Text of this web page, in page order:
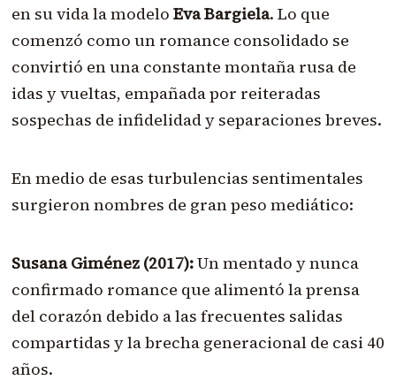
en su vida la modelo Eva Bargiela. Lo que
comenzó como un romance consolidado se
convirtió en una constante montaña rusa de
idas y vueltas, empañada por reiteradas
sospechas de infidelidad y separaciones breves.
En medio de esas turbulencias sentimentales
surgieron nombres de gran peso mediático:
Susana Giménez (2017):Un mentado y nunca
confirmado romance que alimentó la prensa
del corazón debido a las frecuentes salidas
compartidas y la brecha generacional de casi 40
años.